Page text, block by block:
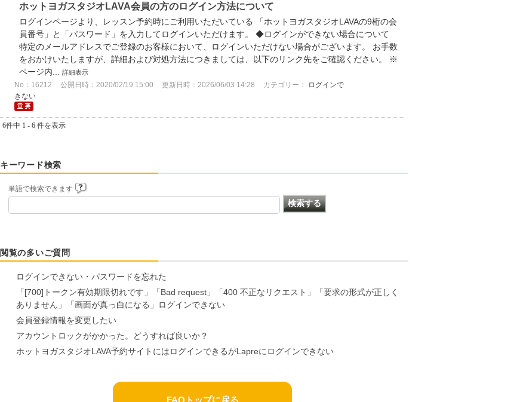
ホットヨガスタジオLAVA会員の方のログイン方法について
ログインページより、レッスン予約時にご利用いただいている 「ホットヨガスタジオLAVAの9桁の会
員番号」と「パスワード」を入力してログインいただけます。 ◆ログインができない場合について
特定のメールアドレスでご登録のお客様において、ログインいただけない場合がございます。 お手数
をおかけいたしますが、詳細および対処方法につきましては、以下のリンク先をご確認ください。 ※
ページ内...
詳細表示
No：16212 公開日時：2020/02/19 15:00 更新日時：2026/06/03 14:28 カテゴリー：
ログインで
きない
6件中 1 - 6 件を表示
キーワード検索
単語で検索できます
閲覧の多いご質問
ログインできない・パスワードを忘れた
「[700]トークン有効期限切れです」「Bad request」「400 不正なリクエスト」「要求の形式が正しく
ありません」「画面が真っ白になる」ログインできない
会員登録情報を変更したい
アカウントロックがかかった。どうすれば良いか？
ホットヨガスタジオLAVA予約サイトにはログインできるがLapreにログインできない
FAQトップに戻る